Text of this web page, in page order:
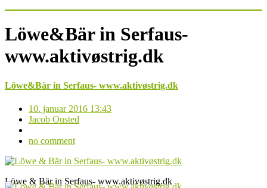
Löwe&Bär in Serfaus-
www.aktivøstrig.dk
Löwe&Bär in Serfaus- www.aktivøstrig.dk
10. januar 2016 13:43
Jacob Ousted
no comment
Löwe & Bär in Serfaus- www.aktivøstrig.dk